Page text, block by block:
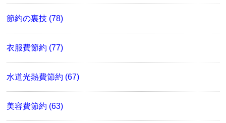
節約の裏技 (78)
衣服費節約 (77)
水道光熱費節約 (67)
美容費節約 (63)